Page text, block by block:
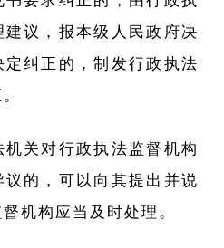
议，报本级人民政府决
纠正的，制发行政执法
关对行政执法监督机构
的，可以向其提出并说
机构应当及时处理。